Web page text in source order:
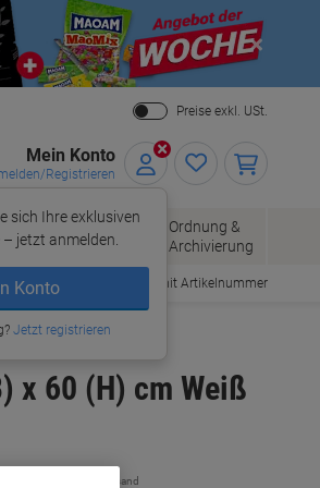
Close
Preise exkl. USt.
Mein Konto
Registrieren
sich Ihre exklusiven
jetzt anmelden.
Konto
Jetzt registrieren
Bürobedarf
Ordnung &
Archivierung
Bestellen mit Artikelnummer
x 60 (H) cm Weiß
zzgl. Versand